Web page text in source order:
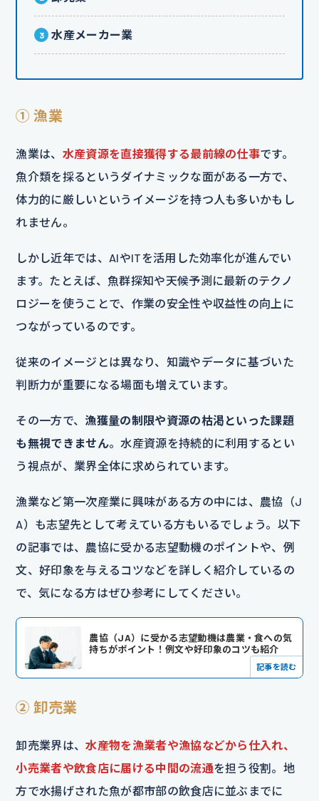
水産メーカー業
① 漁業
漁業は、 水産資源を直接獲得する最前線の仕事です。
魚介類を採るというダイナミックな面がある一方で、
体力的に厳しいというイメージを持つ人も多いかもし
れません。
しかし近年では、AIやITを活用した効率化が進んでい
ます。たとえば、魚群探知や天候予測に最新のテクノ
ロジーを使うことで、作業の安全性や収益性の向上に
つながっているのです。
従来のイメージとは異なり、知識やデータに基づいた
判断力が重要になる場面も増えています。
その一方で、 漁獲量の制限や資源の枯渇といった課題
も無視できません。水産資源を持続的に利用するとい
う視点が、業界全体に求められています。
漁業など第一次産業に興味がある方の中には、農協（J
A）も志望先として考えている方もいるでしょう。以下
の記事では、農協に受かる志望動機のポイントや、例
文、好印象を与えるコツなどを詳しく紹介しているの
で、気になる方はぜひ参考にしてください。
農協（JA）に受かる志望動機は農業・食への気
持ちがポイント！例文や好印象のコツも紹介
記事を読む
② 卸売業
卸売業界は、水産物を漁業者や漁協などから仕入れ、
小売業者や飲食店に届ける中間の流通を担う役割。地
方で水揚げされた魚が都市部の飲食店に並ぶまでに